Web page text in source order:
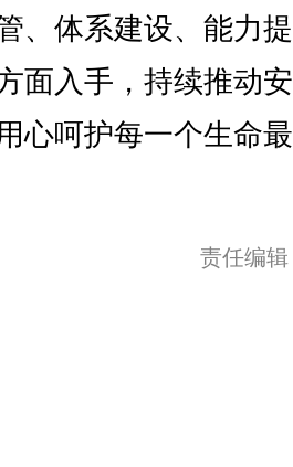
、体系建设、能力
面入手，持续推动
心呵护每一个生命
责任编